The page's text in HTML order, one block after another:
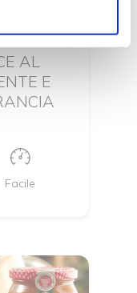
AL
E
Facile